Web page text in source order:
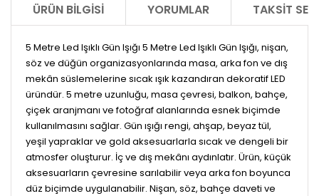
ÜRÜN BILGISI YORUMLAR TAKSIT
5 Metre Led Işıklı Gün Işığı 5 Metre Led Işıklı Gün Işığı, nişan,
söz ve düğün organizasyonlarında masa, arka fon ve dış
mekân süslemelerine sıcak ışık kazandıran dekoratif LED
üründür. 5 metre uzunluğu, masa çevresi, balkon, bahçe,
çiçek aranjmanı ve fotoğraf alanlarında esnek biçimde
kullanılmasını sağlar. Gün ışığı rengi, ahşap, beyaz tül,
yeşil yapraklar ve gold aksesuarlarla sıcak ve dengeli bir
atmosfer oluşturur. İç ve dış mekânı aydınlatır. Ürün, küçük
aksesuarların çevresine sarılabilir veya arka fon boyunca
düz biçimde uygulanabilir. Nişan, söz, bahçe daveti ve